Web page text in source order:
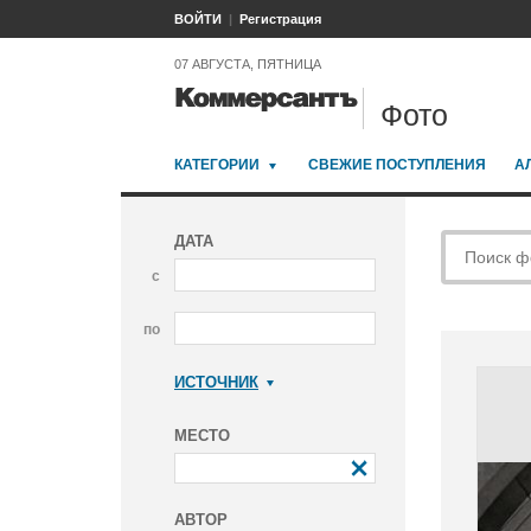
ВОЙТИ Регистрация
07 АВГУСТА, ПЯТНИЦА
Фото
КАТЕГОРИИ СВЕЖИЕ ПОСТУПЛЕНИЯ
ДАТА
с
по
ИСТОЧНИК
МЕСТО
АВТОР